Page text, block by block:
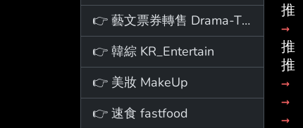
👉 藝文票券轉售 Drama-Ticket
👉 韓綜 KR_Entertain
👉 美妝 MakeUp
👉 速食 fastfood
推
→
推
推
→
→
→